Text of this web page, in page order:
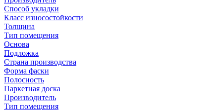
Способ укладки
Класс износостойкости
Толщина
Тип помещения
Основа
Подложка
Страна производства
Форма фаски
Полосность
Паркетная доска
Производитель
Тип помещения